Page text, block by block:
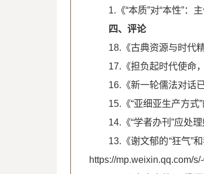
1.《“本质”对“本性”：
四、评论
18.《古典资源与时代
17.《担负起时代使命
16.《新一轮儒法对话
15.《“亚细亚生产方式
14.《“学者办刊”应处
13.《谢文郁的“狂气”
https://mp.weixin.qq.com/